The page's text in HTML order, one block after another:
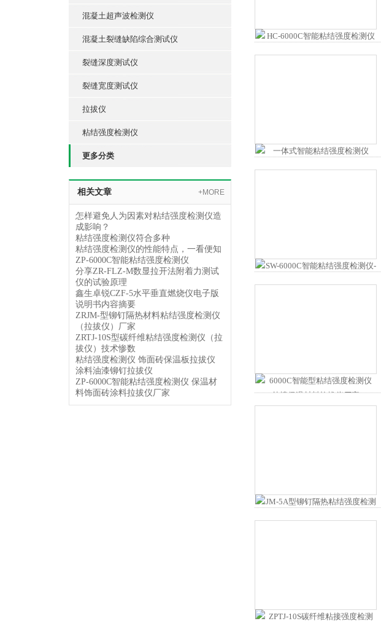
混凝土超声波检测仪
混凝土裂缝缺陷综合测试仪
裂缝深度测试仪
裂缝宽度测试仪
拉拔仪
粘结强度检测仪
更多分类
相关文章 +MORE
怎样避免人为因素对粘结强度检测仪造
成影响？
粘结强度检测仪符合多种
粘结强度检测仪的性能特点，一看便知
ZP-6000C智能粘结强度检测仪
分享ZR-FLZ-M数显拉开法附着力测试
仪的试验原理
鑫生卓锐CZF-5水平垂直燃烧仪电子版
说明书内容摘要
ZRJM-型铆钉隔热材料粘结强度检测仪
（拉拔仪）厂家
ZRTJ-10S型碳纤维粘结强度检测仪（拉
拔仪）技术惨数
粘结强度检测仪 饰面砖保温板拉拔仪
涂料油漆铆钉拉拔仪
ZP-6000C智能粘结强度检测仪 保温材
料饰面砖涂料拉拔仪厂家